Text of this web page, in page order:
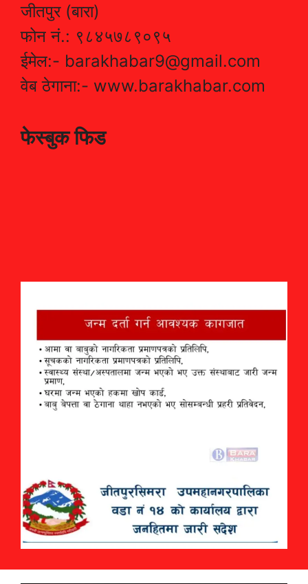
जीतपुर (बारा)
फोन नं.: ९८४५७८९०९५
ईमेल:- barakhabar9@gmail.com
वेब ठेगाना:- www.barakhabar.com
फेस्बुक फिड